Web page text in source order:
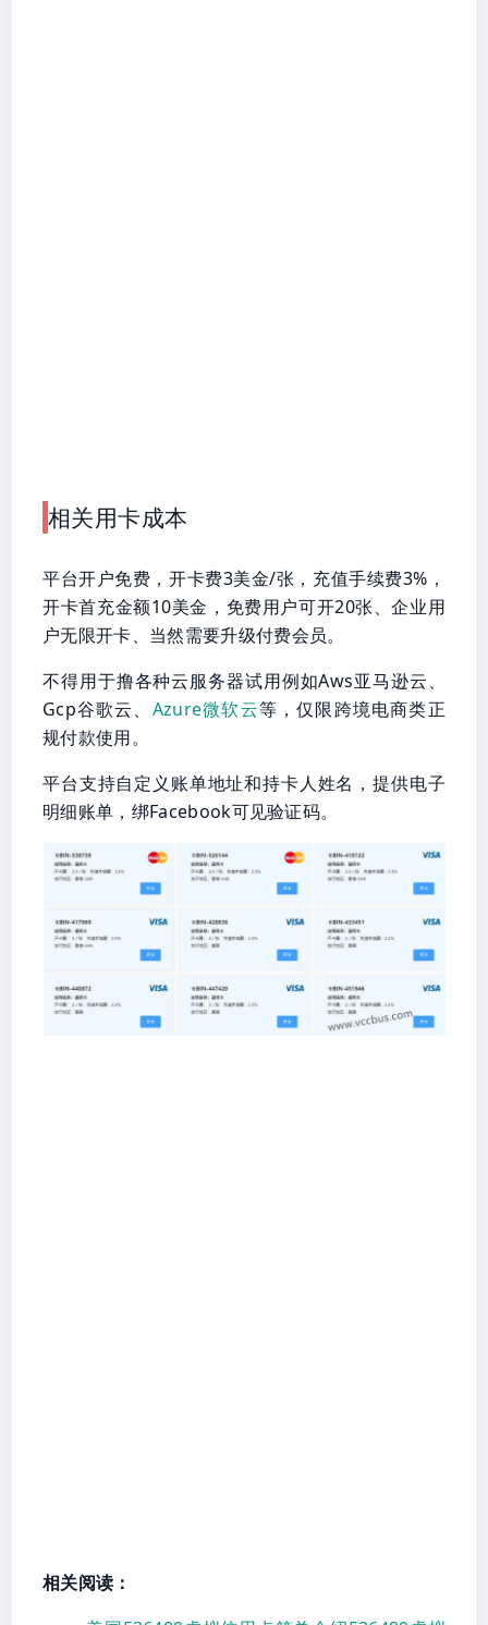
相关用卡成本
平台开户免费，开卡费3美金/张，充值手续费3%，
开卡首充金额10美金，免费用户可开20张、企业用
户无限开卡、当然需要升级付费会员。
不得用于撸各种云服务器试用例如Aws亚马逊云、
Gcp谷歌云、 Azure微软云等，仅限跨境电商类正
规付款使用。
平台支持自定义账单地址和持卡人姓名，提供电子
明细账单，绑Facebook可见验证码。
相关阅读：